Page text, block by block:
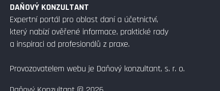
DAŇOVÝ KONZULTANT
Expertní portál pro oblast daní a účetnictví,
který nabízí ověřené informace, praktické rady
a inspiraci od profesionálů z praxe.
Provozovatelem webu je Daňový konzultant, s. r. o.